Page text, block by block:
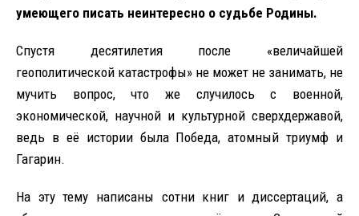
умеющего писать неинтересно о судьбе Родины.
Спустя десятилетия после «величайшей
геополитической катастрофы» не может не занимать, не
мучить вопрос, что же случилось с военной,
экономической, научной и культурной сверхдержавой,
ведь в её истории была Победа, атомный триумф и
Гагарин.
На эту тему написаны сотни книг и диссертаций, а